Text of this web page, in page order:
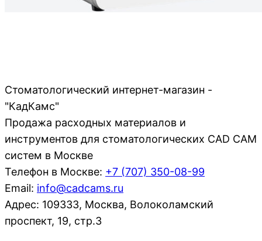
Стоматологический интернет-магазин -
"КадКамс"
Продажа расходных материалов и
инструментов для стоматологических CAD CAM
систем в Москве
Телефон в Москве: +7 (707) 350-08-99
Email: info@cadcams.ru
Адрес: 109333, Москва, Волоколамский
проспект, 19, стр.3